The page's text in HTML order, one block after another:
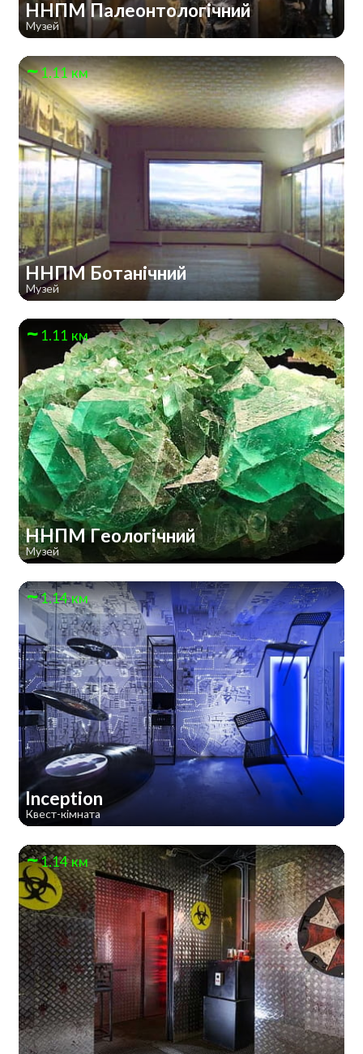
ННПМ Палеонтологічний
Музей
1.11 км
ННПМ Ботанічний
Музей
1.11 км
ННПМ Геологічний
Музей
1.14 км
Inception
Квест-кімната
1.14 км